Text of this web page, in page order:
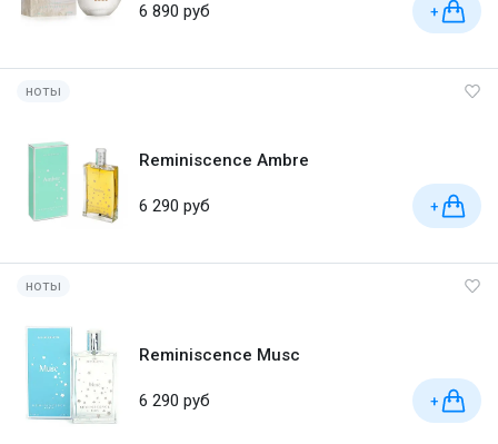
6 890 руб +
ноты
Reminiscence Ambre
6 290 руб +
ноты
Reminiscence Musc
6 290 руб +